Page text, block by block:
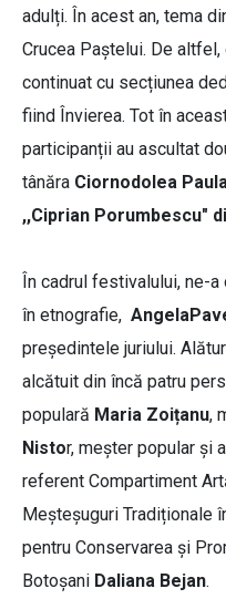
adulți. În acest an, tema
Crucea Paștelui. De
continuat cu secțiunea
fiind Învierea. Tot în
participanții au ascultat
tânăra Ciornodolea
,,Ciprian Porumbescu"
În cadrul festivalului, ne-
în etnografie,
președintele juriului.
alcătuit din încă patru
populară Maria Zoițanu,
Nistor, meșter popular și
referent Compartiment
Meșteșuguri Tradiționale
pentru Conservarea și
Botoșani Daliana Bejan.